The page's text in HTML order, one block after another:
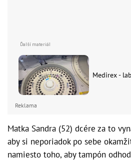
Medirex -
Reklama
Matka Sandra (52) dcére za to
aby si neporiadok po sebe
namiesto toho, aby tampón